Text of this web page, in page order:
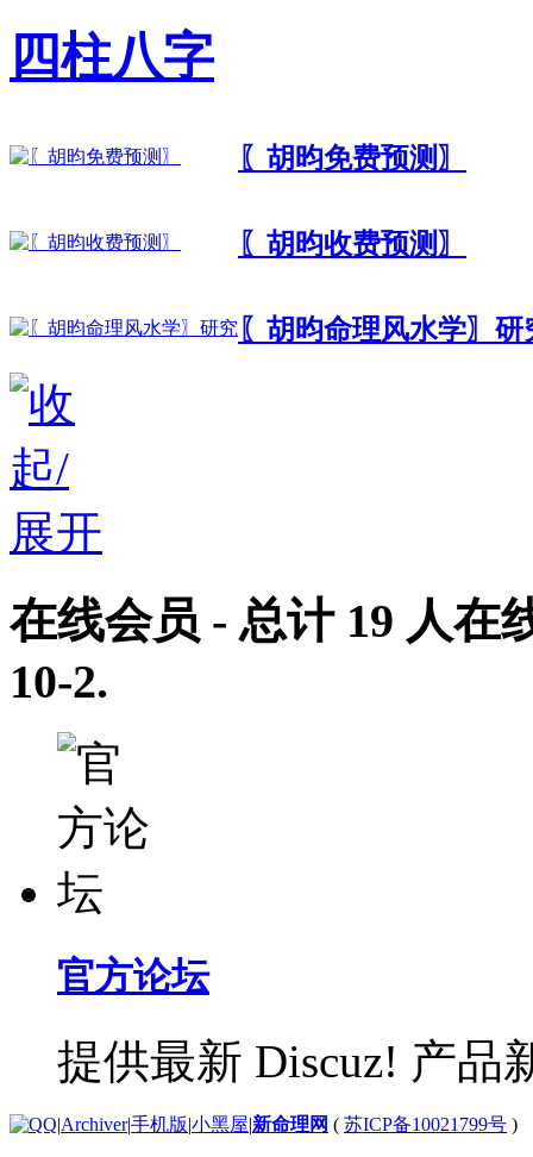
四柱八字
〖胡昀免费预测〗
〖胡昀收费预测〗
〖胡昀命理风水学〗研
在线会员 - 总计 19 人在
10-2.
官方论坛
提供最新 Discuz! 产品
|Archiver|手机版|小黑屋|新命理网 ( 苏ICP备10021799号 )